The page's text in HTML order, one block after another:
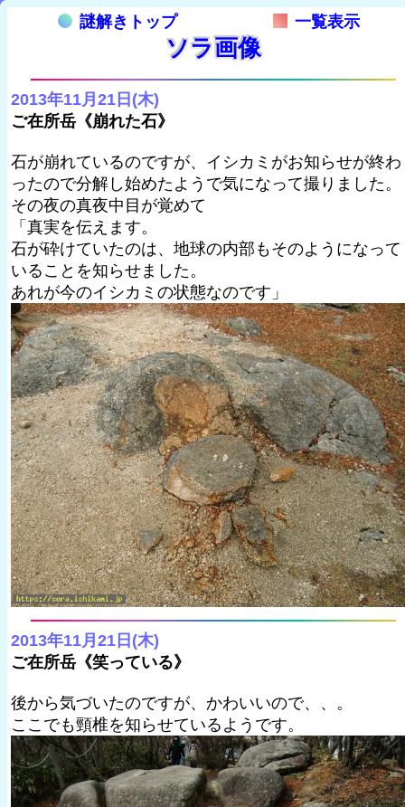
謎解きトップ 一覧表示
ソラ画像
2013年11月21日(木)
ご在所岳《崩れた石》
石が崩れているのですが、イシカミがお知らせが終わ
ったので分解し始めたようで気になって撮りました。
その夜の真夜中目が覚めて
「真実を伝えます。
石が砕けていたのは、地球の内部もそのようになって
いることを知らせました。
あれが今のイシカミの状態なのです」
2013年11月21日(木)
ご在所岳《笑っている》
後から気づいたのですが、かわいいので、、。
ここでも頸椎を知らせているようです。